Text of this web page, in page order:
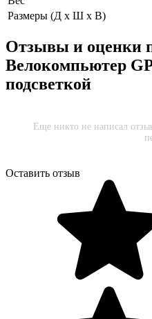
Размеры (Д х Ш х В)
Отзывы и оценки
Велокомпьютер
подсветкой
Еще никто не написал
Оставить отзыв